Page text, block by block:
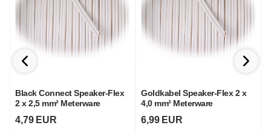
Black Connect Speaker-Flex
2 x 2,5 mm² Meterware
4,79 EUR
Goldkabel Speaker-Flex 2 x
4,0 mm² Meterware
6,99 EUR